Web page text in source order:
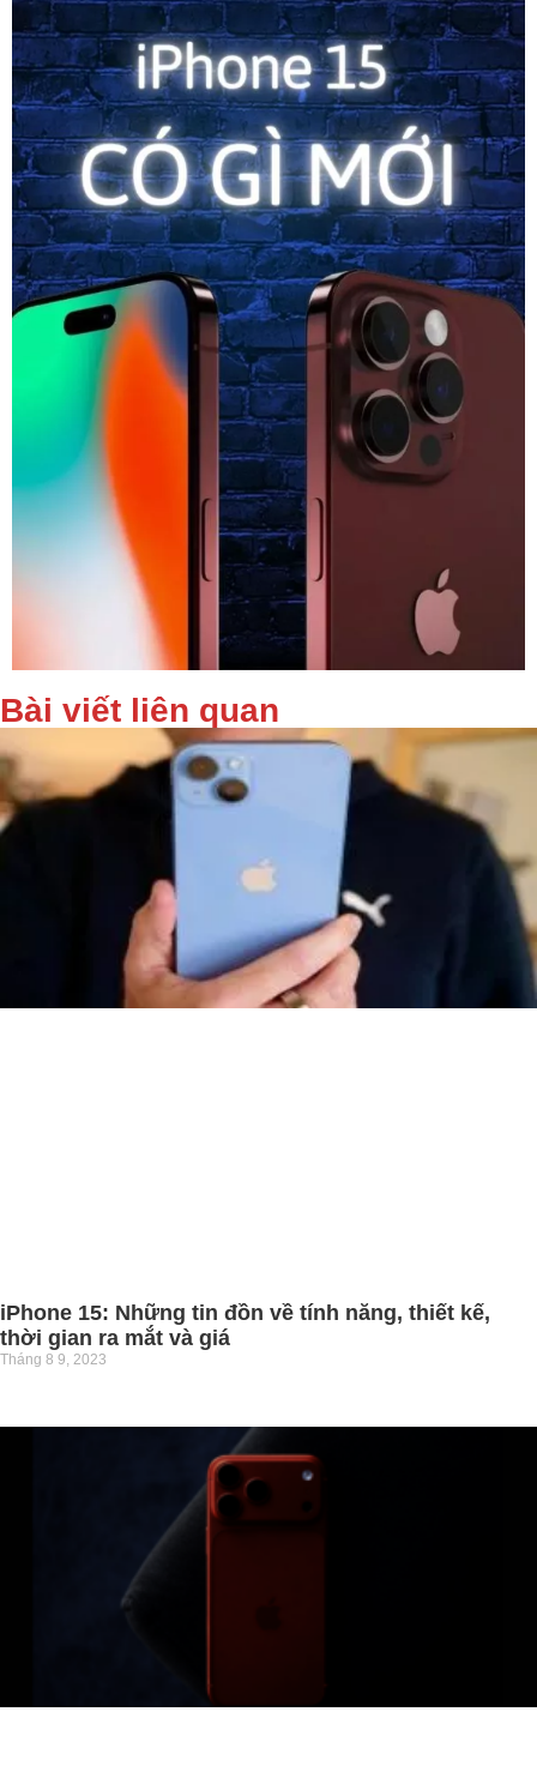
Bài viết liên quan
iPhone 15: Những tin đồn về tính năng, thiết kế,
thời gian ra mắt và giá
Tháng 8 9, 2023